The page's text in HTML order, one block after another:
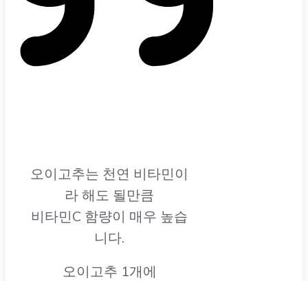
오이고추는 천연 비타민이
라 해도 될만큼
비타민C 함량이 매우 높습
니다.
오이고추 1개에